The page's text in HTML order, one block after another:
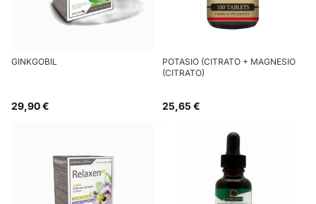
GINKGOBIL
29,90 €
POTASIO (CITRATO + MAGNESIO
(CITRATO)
25,65 €